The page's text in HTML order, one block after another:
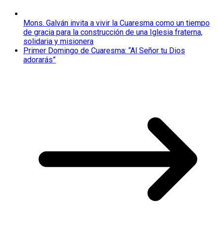
Mons. Galván invita a vivir la Cuaresma como un tiempo
de gracia para la construcción de una Iglesia fraterna,
solidaria y misionera
Primer Domingo de Cuaresma: “Al Señor tu Dios
adorarás”